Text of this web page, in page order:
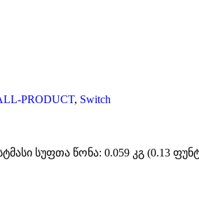
PRODUCT, Switch
სუფთა წონა: 0.059 კგ (0.13